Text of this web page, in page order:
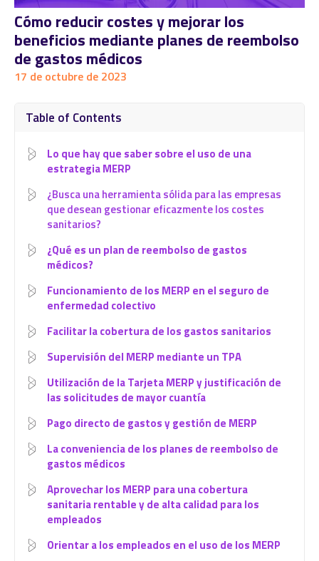
Cómo reducir costes y mejorar los
beneficios mediante planes de reembolso
de gastos médicos
17 de octubre de 2023
Table of Contents
Lo que hay que saber sobre el uso de una
estrategia MERP
¿Busca una herramienta sólida para las empresas
que desean gestionar eficazmente los costes
sanitarios?
¿Qué es un plan de reembolso de gastos
médicos?
Funcionamiento de los MERP en el seguro de
enfermedad colectivo
Facilitar la cobertura de los gastos sanitarios
Supervisión del MERP mediante un TPA
Utilización de la Tarjeta MERP y justificación de
las solicitudes de mayor cuantía
Pago directo de gastos y gestión de MERP
La conveniencia de los planes de reembolso de
gastos médicos
Aprovechar los MERP para una cobertura
sanitaria rentable y de alta calidad para los
empleados
Orientar a los empleados en el uso de los MERP